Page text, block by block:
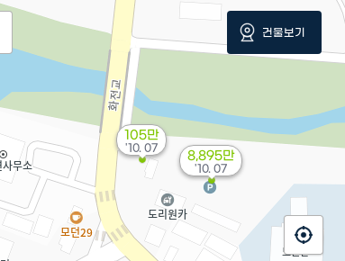
105만
'10. 07
8,895만
'10. 07
건물보기